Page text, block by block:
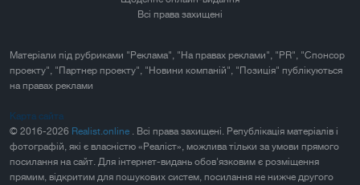
Всі права захищені
Матеріали під рубриками "Реклама", "На правах реклами", "PR", "Спонсор
проекту", "Партнер проекту", "Новини компаній", "Позиція" публікуються
на правах реклами
Карта сайта
© 2016-2026 Realist.online . Всі права захищені. Републікація матеріалів і
фотографій, які є власністю «Реаліст», можлива тільки за умови прямого
посилання на сайт. Для інтернет-видань обов'язковим є розміщення
прямим, відкритим для пошукових систем, посилання не нижче другого